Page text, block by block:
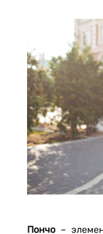
Пончо–